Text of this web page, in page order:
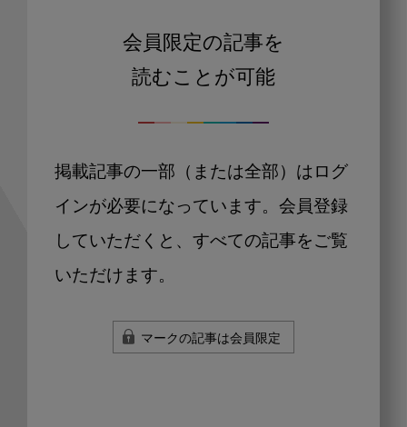
会員限定の記事を
読むことが可能
掲載記事の一部（または全部）はログ
インが必要になっています。会員登録
していただくと、すべての記事をご覧
いただけます。
マークの記事は会員限定